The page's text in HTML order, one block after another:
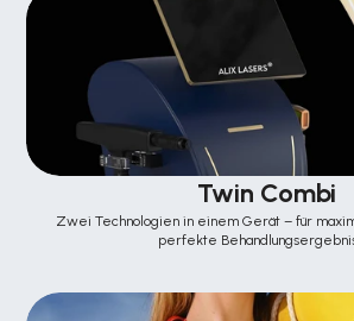
Twin Combi
Zwei Technologien in einem Gerät – für
perfekte